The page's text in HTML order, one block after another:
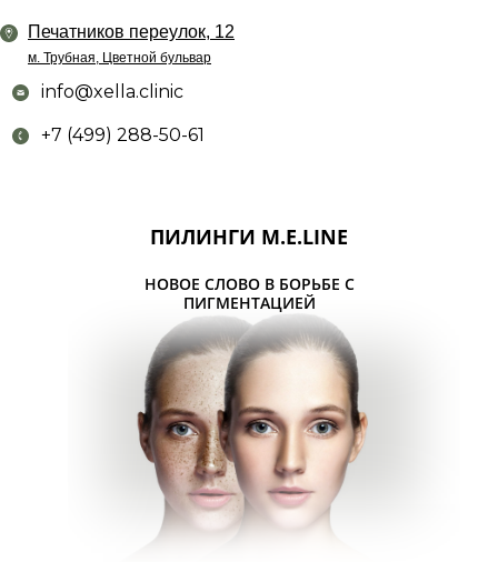
Печатников переулок, 12
м. Трубная, Цветной бульвар
info@xella.clinic
+7 (499) 288-50-61
ПИЛИНГИ M.E.LINE
НОВОЕ СЛОВО В БОРЬБЕ С
ПИГМЕНТАЦИЕЙ